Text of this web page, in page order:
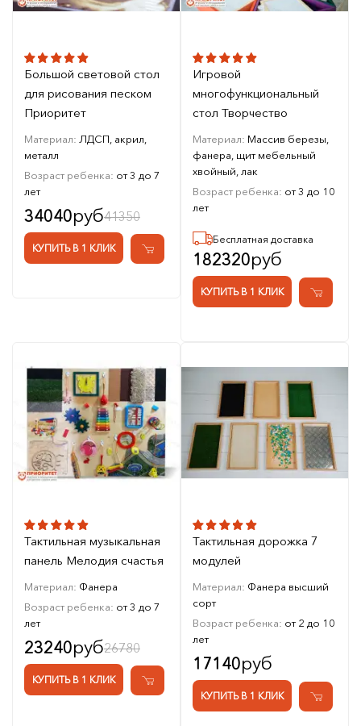
Большой световой стол
для рисования песком
Приоритет
Материал: ЛДСП, акрил,
металл
Возраст ребенка: от 3 до 7
лет
34040руб41350
КУПИТЬ В 1 КЛИК
Игровой
многофункциональный
стол Творчество
Материал: Массив березы,
фанера, щит мебельный
хвойный, лак
Возраст ребенка: от 3 до 10
лет
Бесплатная доставка
182320руб
КУПИТЬ В 1 КЛИК
Тактильная музыкальная
панель Мелодия счастья
Материал: Фанера
Возраст ребенка: от 3 до 7
лет
23240руб26780
КУПИТЬ В 1 КЛИК
Тактильная дорожка 7
модулей
Материал: Фанера высший
сорт
Возраст ребенка: от 2 до 10
лет
17140руб
КУПИТЬ В 1 КЛИК